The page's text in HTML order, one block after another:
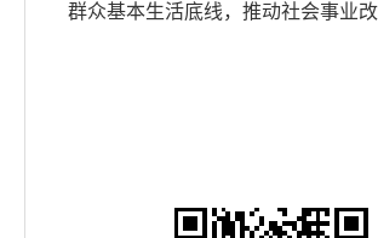
群众基本生活底线，推动社会事业改